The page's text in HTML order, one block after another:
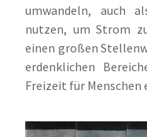
umwandeln, auch
nutzen, um Strom
einen großen
erdenklichen
Freizeit für